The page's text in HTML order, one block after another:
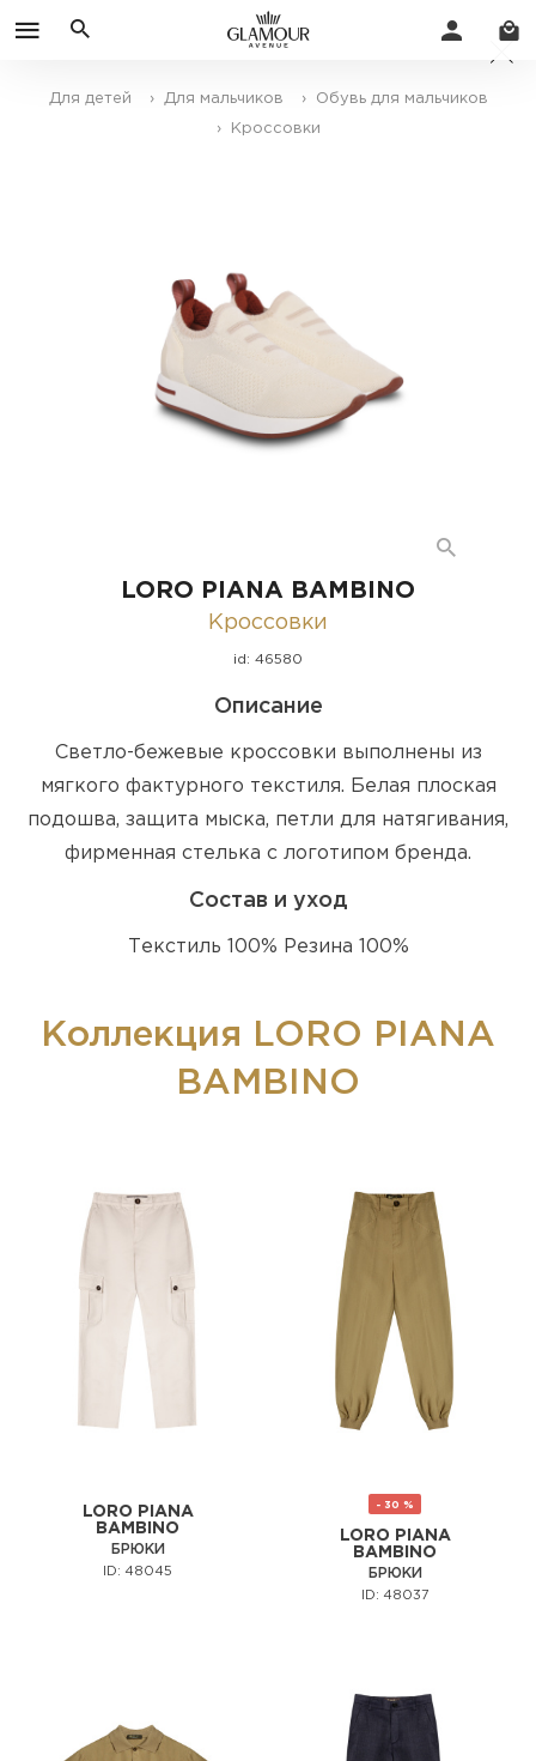
Для детей › Для мальчиков › Обувь для мальчиков
› Кроссовки
LORO PIANA BAMBINO
Кроссовки
id: 46580
Описание
Светло-бежевые кроссовки выполнены из
мягкого фактурного текстиля. Белая плоская
подошва, защита мыска, петли для натягивания,
фирменная стелька с логотипом бренда.
Состав и уход
Текстиль 100% Резина 100%
Коллекция LORO PIANA
BAMBINO
LORO PIANA
BAMBINO
БРЮКИ
ID: 48045
- 30 %
LORO PIANA
BAMBINO
БРЮКИ
ID: 48037